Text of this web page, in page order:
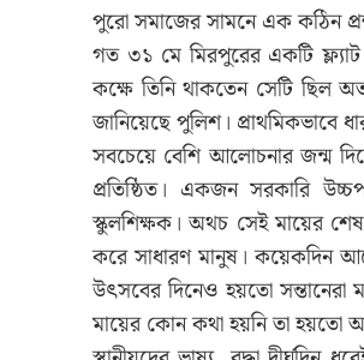
পুরো সমাজের সামনে এক কঠিন
গত ৩১ মে মিরপুরের একটি
কক্ষে তিনি থাকতেন সেটি ছিল
জানিয়েছে পুলিশ। প্রাথমিকভাবে
সবচেয়ে বেশি আলোচনার জন্ম
প্রতিষ্ঠিত। একজন সরকারি
স্কুলশিক্ষক। অথচ সেই মায়ের
করে সাধারণ মানুষ। কয়েকদিন
উৎসবের দিনেও হয়তো
মায়ের কোন কথা হয়নি তা হয়তো